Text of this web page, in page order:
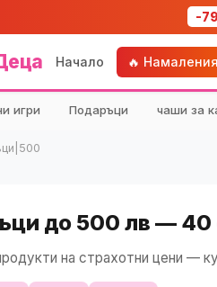
-
Начало 🔥 Намаления
игри Подаръци чаши за
до 500 лв — 40
на страхотни цени —